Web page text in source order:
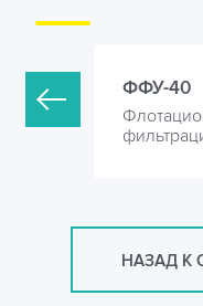
ФФУ-40
НАЗАД К